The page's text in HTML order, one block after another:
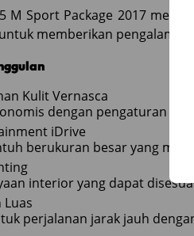
M Sport Package 2017
memberikan pengalaman
Kulit Vernasca
dengan pengaturan
iDrive
berukuran besar yang
interior yang dapat
Luas
perjalanan jarak jauh